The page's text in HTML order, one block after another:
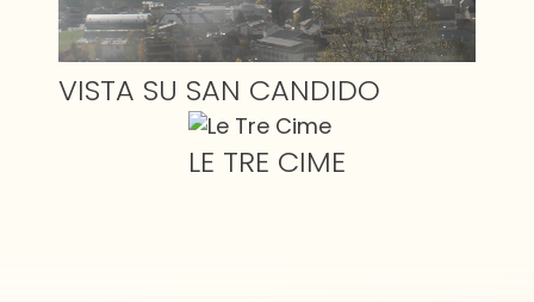
VISTA SU SAN CANDIDO
LE TRE CIME